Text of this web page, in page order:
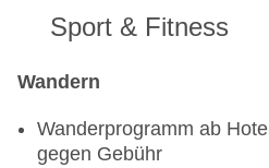
Sport & Fitness
Wandern
Wanderprogramm ab
gegen Gebühr